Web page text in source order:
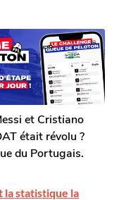
et Cristiano
était révolu ?
du Portugais.
la statistique la